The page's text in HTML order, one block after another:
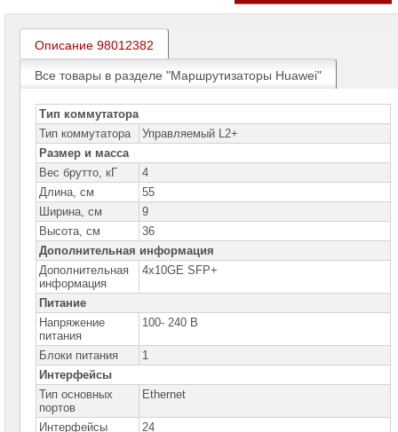
Принтеры
Серверы
Brand
Пассивное
сетевое
оборудование
Активное
сетевое
оборудование
Оборудование
для
IP-
телефонии
Сетевое
оборудование
Ubiquity
Сетевые
адаптеры
Сетевое
оборудование
Описание 98012382
Все товары в разделе "Маршрутизаторы Huawei"
Тип коммутатора
Тип коммутатора
Управляемый L2+
Размер и масса
Вес брутто, кГ
4
Длина, см
55
Ширина, см
9
Высота, см
36
Дополнительная информация
Дополнительная
информация
4х10GE SFP+
Питание
Напряжение
питания
100- 240 В
Блоки питания
1
Интерфейсы
Тип основных
портов
Ethernet
Интерфейсы
24